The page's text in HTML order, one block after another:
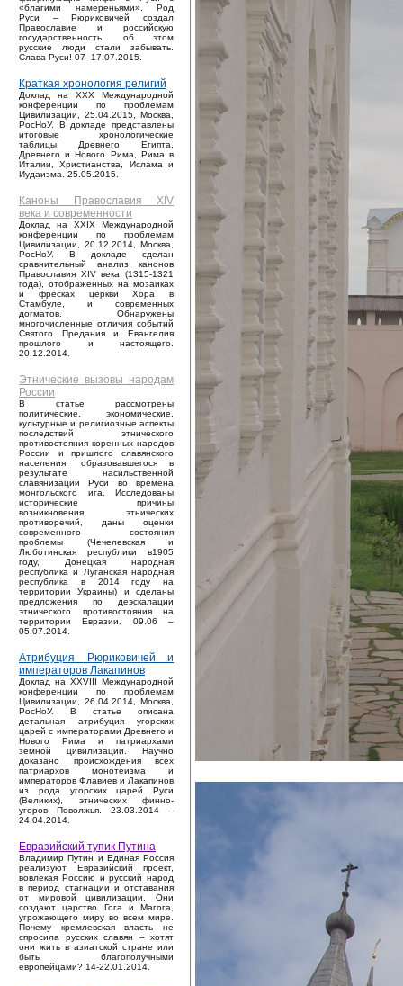
«благими намереньями». Род
Руси – Рюриковичей создал
Православие и российскую
государственность, об этом
русские люди стали забывать.
Слава Руси! 07–17.07.2015.
Краткая хронология религий
Доклад на XXX Международной
конференции по проблемам
Цивилизации, 25.04.2015, Москва,
РосНоУ. В докладе представлены
итоговые хронологические
таблицы Древнего Египта,
Древнего и Нового Рима, Рима в
Италии, Христианства, Ислама и
Иудаизма. 25.05.2015.
Каноны Православия XIV
века и современности
Доклад на XXIX Международной
конференции по проблемам
Цивилизации, 20.12.2014, Москва,
РосНоУ. В докладе сделан
сравнительный анализ канонов
Православия XIV века (1315-1321
года), отображенных на мозаиках
и фресках церкви Хора в
Стамбуле, и современных
догматов. Обнаружены
многочисленные отличия событий
Святого Предания и Евангелия
прошлого и настоящего.
20.12.2014.
Этнические вызовы народам
России
В статье рассмотрены
политические, экономические,
культурные и религиозные аспекты
последствий этнического
противостояния коренных народов
России и пришлого славянского
населения, образовавшегося в
результате насильственной
славянизации Руси во времена
монгольского ига. Исследованы
исторические причины
возникновения этнических
противоречий, даны оценки
современного состояния
проблемы (Чечелевская и
Люботинская республики в1905
году, Донецкая народная
республика и Луганская народная
республика в 2014 году на
территории Украины) и сделаны
предложения по деэскалации
этнического противостояния на
территории Евразии. 09.06 –
05.07.2014.
Атрибуция Рюриковичей и
императоров Лакапинов
Доклад на XXVIII Международной
конференции по проблемам
Цивилизации, 26.04.2014, Москва,
РосНоУ. В статье описана
детальная атрибуция угорских
царей с императорами Древнего и
Нового Рима и патриархами
земной цивилизации. Научно
доказано происхождения всех
патриархов монотеизма и
императоров Флавиев и Лакапинов
из рода угорских царей Руси
(Великих), этнических финно-
угоров Поволжья. 23.03.2014 –
24.04.2014.
Евразийский тупик Путина
Владимир Путин и Единая Россия
реализуют Евразийский проект,
вовлекая Россию и русский народ
в период стагнации и отставания
от мировой цивилизации. Они
создают царство Гога и Магога,
угрожающего миру во всем мире.
Почему кремлевская власть не
спросила русских славян – хотят
они жить в азиатской стране или
быть благополучными
европейцами? 14-22.01.2014.